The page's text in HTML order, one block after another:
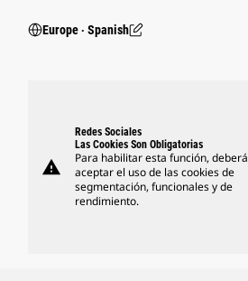
Europe ‧ Spanish
warning
Redes Sociales
Las Cookies Son Obligatorias
Para habilitar esta función, deberá
aceptar el uso de las cookies de
segmentación, funcionales y de
rendimiento.